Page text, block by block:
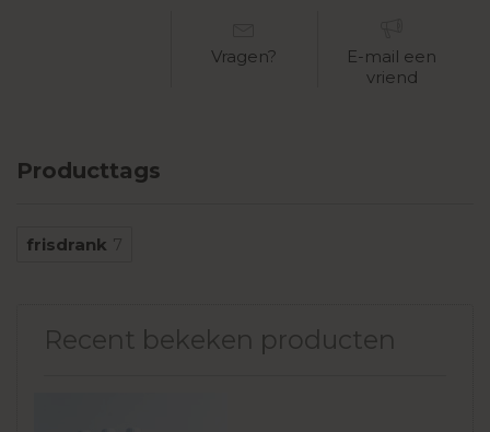
Vragen?
E-mail een
vriend
Producttags
frisdrank 7
Recent bekeken producten